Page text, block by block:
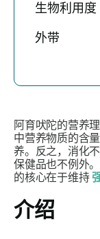
生物利用度
外带
阿育吠陀的营养
中营养物质的含
养。反之，消化
保健品也不例外
的核心在于维持
介绍